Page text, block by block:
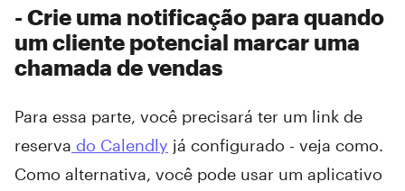
- Crie uma notificação para quando
um cliente potencial marcar uma
chamada de vendas
Para essa parte, você precisará ter um link de
reserva do Calendly já configurado - veja como.
Como alternativa, você pode usar um aplicativo